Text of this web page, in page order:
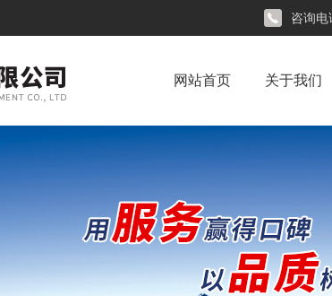
咨询电
网站首页 关于我们